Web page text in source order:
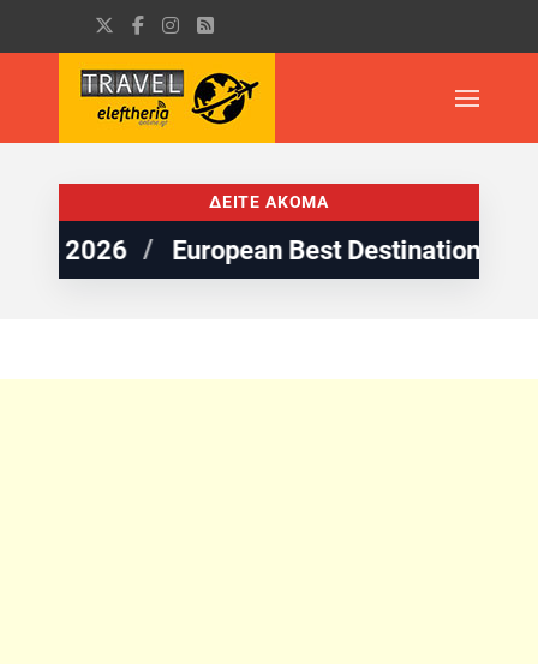
ΔΕΙΤΕ ΑΚΟΜΑ
Best Destinations: 5 παραλίες της